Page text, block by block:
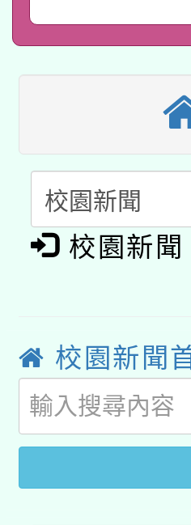
月28日止
人才庫實
菸害防制
轉知教育
國立臺
年度健
業成長研
函轉國
原住民
族教育國
轉知教
新北市政
師專業成
方素養工
函轉國立
族語言臺
「族語學
轉知有關
文教學共
教育部
接種對象
接種之民
月28日止
管道加強
得重審後
機關學校
「115年
辦理性別
人才庫實
衛生局辦
菸害防制
校園新聞
校園新聞